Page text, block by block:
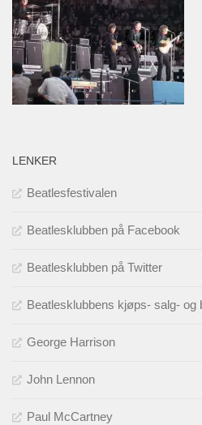
LENKER
Beatlesfestivalen
Beatlesklubben på Facebook
Beatlesklubben på Twitter
Beatlesklubbens kjøps- salg- og
George Harrison
John Lennon
Paul McCartney